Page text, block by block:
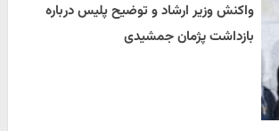
واکنش وزیر ارشاد و توضیح پلیس درباره
بازداشت پژمان جمشیدی